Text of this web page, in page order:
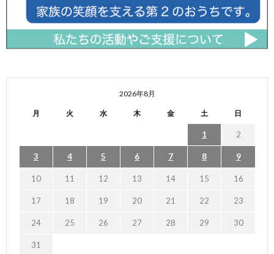
2026年8月
月 火 水 木 金 土 日
1 2
3 4 5 6 7 8 9
10 11 12 13 14 15 16
17 18 19 20 21 22 23
24 25 26 27 28 29 30
31